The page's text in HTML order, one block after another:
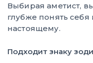
Выбирая аметист,
глубже понять
настоящему.
Подходит знаку